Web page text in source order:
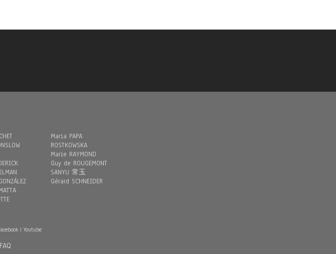
Maria PAPA
ROSTKOWSKA
Marie RAYMOND
Guy de ROUGEMONT
SANYU 常玉
Gérard SCHNEIDER
|Youtube
FAQ